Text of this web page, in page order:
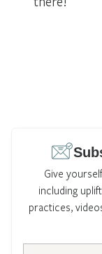
Give
including
practices,